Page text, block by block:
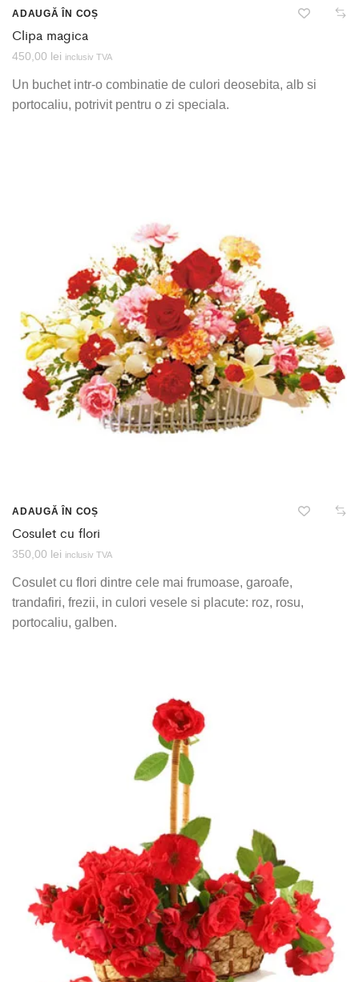
ADAUGĂ ÎN COȘ
Clipa magica
450,00 lei inclusiv TVA
Un buchet intr-o combinatie de culori deosebita, alb si
portocaliu, potrivit pentru o zi speciala.
ADAUGĂ ÎN COȘ
Cosulet cu flori
350,00 lei inclusiv TVA
Cosulet cu flori dintre cele mai frumoase, garoafe,
trandafiri, frezii, in culori vesele si placute: roz, rosu,
portocaliu, galben.